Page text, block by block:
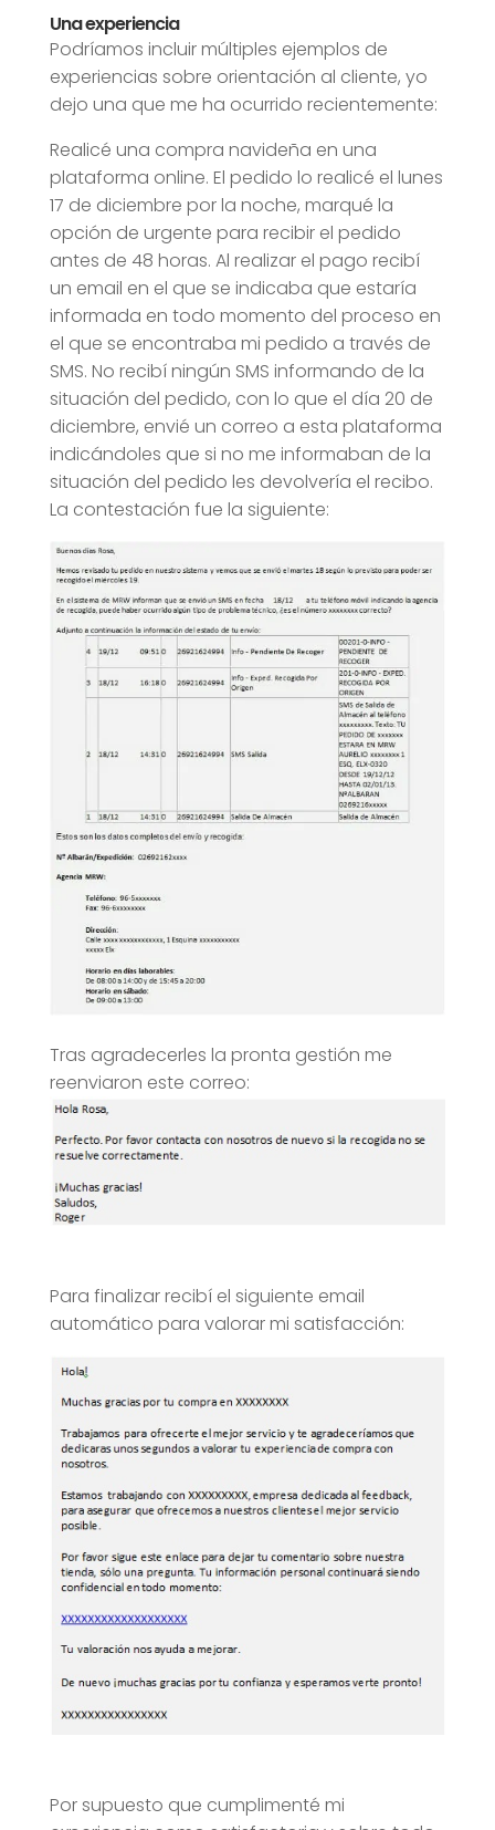
Una experiencia
Podríamos incluir múltiples ejemplos de
experiencias sobre orientación al cliente, yo
dejo una que me ha ocurrido recientemente:
Realicé una compra navideña en una
plataforma online. El pedido lo realicé el lunes
17 de diciembre por la noche, marqué la
opción de urgente para recibir el pedido
antes de 48 horas. Al realizar el pago recibí
un email en el que se indicaba que estaría
informada en todo momento del proceso en
el que se encontraba mi pedido a través de
SMS. No recibí ningún SMS informando de la
situación del pedido, con lo que el día 20 de
diciembre, envié un correo a esta plataforma
indicándoles que si no me informaban de la
situación del pedido les devolvería el recibo.
La contestación fue la siguiente:
Tras agradecerles la pronta gestión me
reenviaron este correo:
Para finalizar recibí el siguiente email
automático para valorar mi satisfacción:
Por supuesto que cumplimenté mi